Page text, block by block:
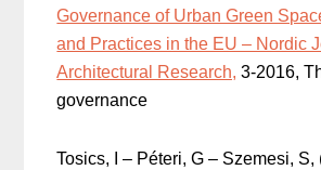
Governance of Urban Green
and Practices in the EU – Nordic
Architectural Research, 3-2016,
governance
Tosics, I – Péteri, G – Szemesi, S,